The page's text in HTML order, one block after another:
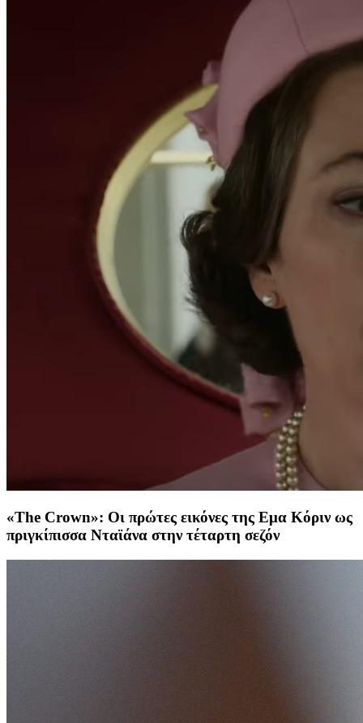
«The Crown»: Οι πρώτες εικόνες της Εμα Κόριν ως
πριγκίπισσα Νταϊάνα στην τέταρτη σεζόν